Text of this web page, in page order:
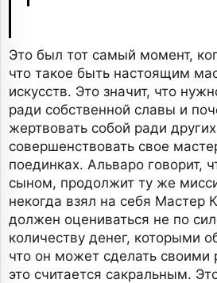
Это был тот самый момент,
что такое быть настоящим
искусств. Это значит, что
ради собственной славы и
жертвовать собой ради
совершенствовать свое
поединках. Альваро говорит,
сыном, продолжит ту же
некогда взял на себя Мастер
должен оцениваться не по
количеству денег, которыми
что он может сделать своими
это считается сакральным.